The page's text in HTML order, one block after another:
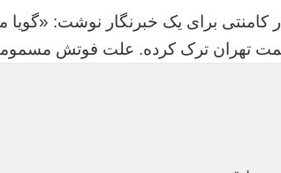
کامنتی برای یک خبرنگار نوشت: «گویا
تهران ترک کرده. علت فوتش